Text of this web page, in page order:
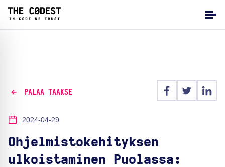
PALAA TAAKSE
2024-04-29
Ohjelmistokehityksen
ulkoistaminen Puolassa: